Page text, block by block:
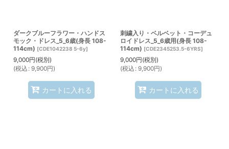
ダークブルーフラワー・ハンドス
モック・ドレス_5_6歳(身長 108-
114cm) [CDE1042238 5-6y]
9,000円(税別)
(税込 : 9,900円)
カートに入れる
刺繍入り・ベルベット・コーデュ
ロイドレス_5_6歳用(身長 108-
114cm) [CDE2345253.5-6YRS]
9,000円(税別)
(税込 : 9,900円)
カートに入れる